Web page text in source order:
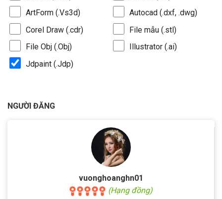
ArtForm (.Vs3d)
Autocad (.dxf, .dwg)
Corel Draw (.cdr)
File mẫu (.stl)
File Obj (.Obj)
Illustrator (.ai)
Jdpaint (.Jdp)
NGƯỜI ĐĂNG
vuonghoanghn01
(Hạng đồng)